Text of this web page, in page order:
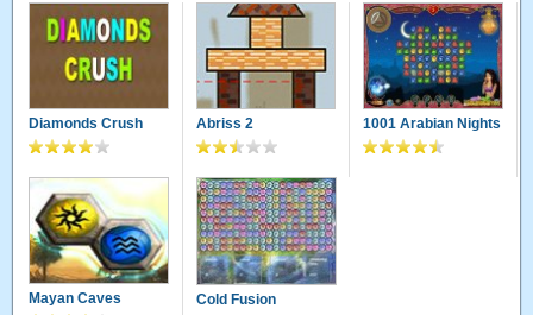
Diamonds Crush Abriss 2 1001 Arabian Nights
Mayan Caves Cold Fusion